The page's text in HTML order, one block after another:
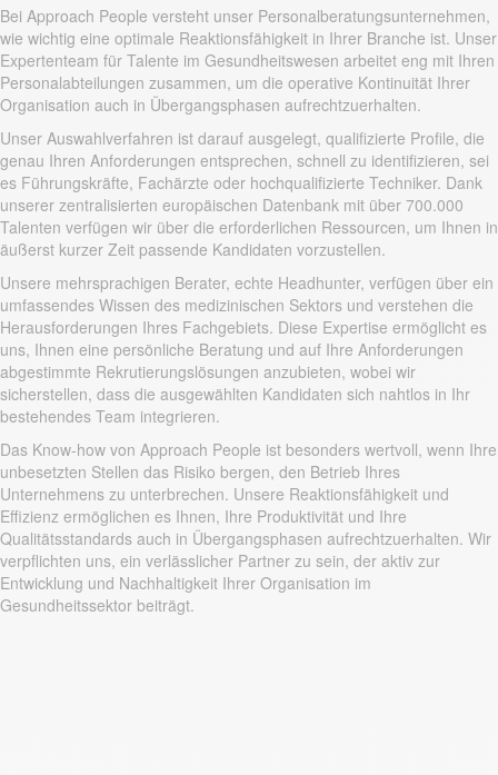
Bei Approach People versteht unser Personalberatungsunternehmen,
wie wichtig eine optimale Reaktionsfähigkeit in Ihrer Branche ist. Unser
Expertenteam für Talente im Gesundheitswesen arbeitet eng mit Ihren
Personalabteilungen zusammen, um die operative Kontinuität Ihrer
Organisation auch in Übergangsphasen aufrechtzuerhalten.
Unser Auswahlverfahren ist darauf ausgelegt, qualifizierte Profile, die
genau Ihren Anforderungen entsprechen, schnell zu identifizieren, sei
es Führungskräfte, Fachärzte oder hochqualifizierte Techniker. Dank
unserer zentralisierten europäischen Datenbank mit über 700.000
Talenten verfügen wir über die erforderlichen Ressourcen, um Ihnen in
äußerst kurzer Zeit passende Kandidaten vorzustellen.
Unsere mehrsprachigen Berater, echte Headhunter, verfügen über ein
umfassendes Wissen des medizinischen Sektors und verstehen die
Herausforderungen Ihres Fachgebiets. Diese Expertise ermöglicht es
uns, Ihnen eine persönliche Beratung und auf Ihre Anforderungen
abgestimmte Rekrutierungslösungen anzubieten, wobei wir
sicherstellen, dass die ausgewählten Kandidaten sich nahtlos in Ihr
bestehendes Team integrieren.
Das Know-how von Approach People ist besonders wertvoll, wenn Ihre
unbesetzten Stellen das Risiko bergen, den Betrieb Ihres
Unternehmens zu unterbrechen. Unsere Reaktionsfähigkeit und
Effizienz ermöglichen es Ihnen, Ihre Produktivität und Ihre
Qualitätsstandards auch in Übergangsphasen aufrechtzuerhalten. Wir
verpflichten uns, ein verlässlicher Partner zu sein, der aktiv zur
Entwicklung und Nachhaltigkeit Ihrer Organisation im
Gesundheitssektor beiträgt.